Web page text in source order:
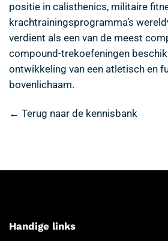
positie in calisthenics, militaire
krachtrainingsprogramma’s
verdient als een van de meest
compound-trekoefeningen
ontwikkeling van een atletisch en
bovenlichaam.
← Terug naar de kennisbank
Handige links